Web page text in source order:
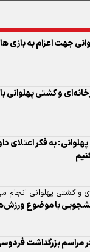
جهت اعزام به بازی
به فکر اعتلای
با موضوع
مراسم بزرگداشت